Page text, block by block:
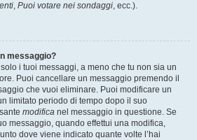
, Puoi votare nei sondaggi, ecc.).
messaggio?
i tuoi messaggi, a meno che tu non sia un
Puoi cancellare un messaggio premendo il
che vuoi eliminare. Puoi modificare un
limitato periodo di tempo dopo il suo
modifica nel messaggio in questione. Se
messaggio, quando effettui una modifica,
dove viene indicato quante volte l’hai